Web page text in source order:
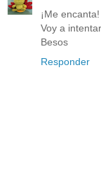
¡Me encanta!
Voy a
Besos
Responder